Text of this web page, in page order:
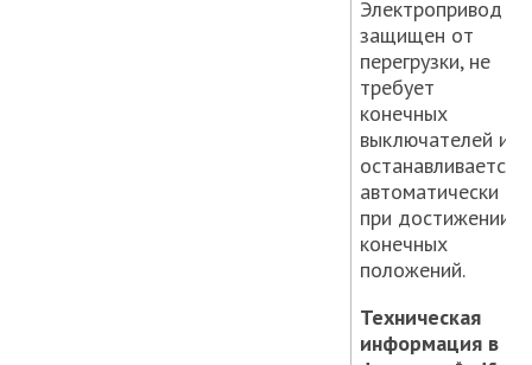
Электропривод
защищен от
перегрузки, не
требует
конечных
выключателей и
останавливается
автоматически
при достижении
конечных
положений.
Техническая
информация в